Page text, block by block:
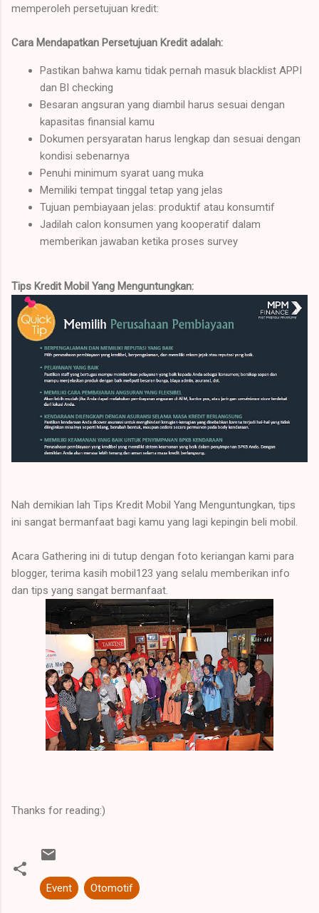
memperoleh persetujuan kredit:
Cara Mendapatkan Persetujuan Kredit adalah:
Pastikan bahwa kamu tidak pernah masuk blacklist APPI
dan BI checking
Besaran angsuran yang diambil harus sesuai dengan
kapasitas finansial kamu
Dokumen persyaratan harus lengkap dan sesuai dengan
kondisi sebenarnya
Penuhi minimum syarat uang muka
Memiliki tempat tinggal tetap yang jelas
Tujuan pembiayaan jelas: produktif atau konsumtif
Jadilah calon konsumen yang kooperatif dalam
memberikan jawaban ketika proses survey
Tips Kredit Mobil Yang Menguntungkan:
Nah demikian lah Tips Kredit Mobil Yang Menguntungkan, tips
ini sangat bermanfaat bagi kamu yang lagi kepingin beli mobil.
Acara Gathering ini di tutup dengan foto keriangan kami para
blogger, terima kasih mobil123 yang selalu memberikan info
dan tips yang sangat bermanfaat.
Thanks for reading:)
Event Otomotif